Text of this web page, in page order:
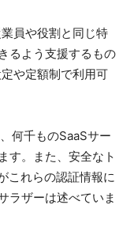
員や役割と同じ特
るよう支援するもの
や定額制で利用可
何千ものSaaSサー
す。また、安全なト
これらの認証情報に
ラザーは述べていま